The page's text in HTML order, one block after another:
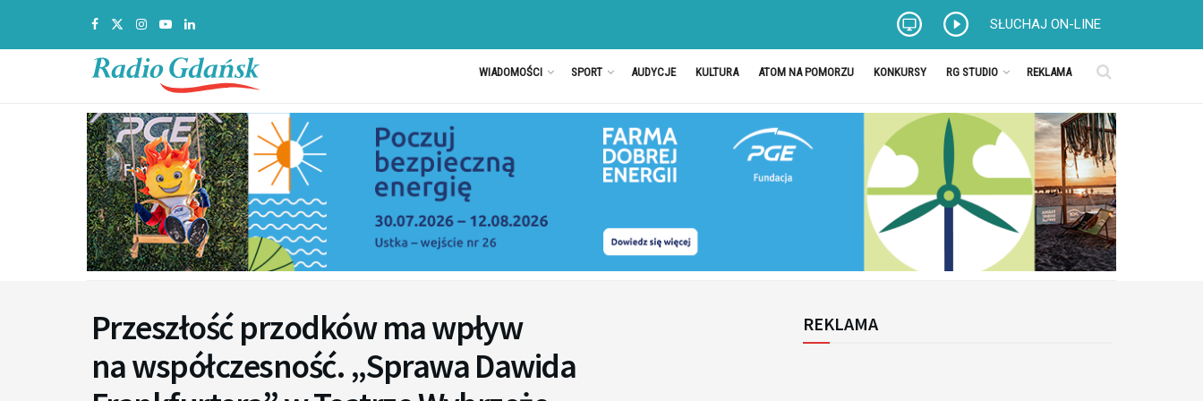
SŁUCHAJ ON-LINE
WIADOMOŚCI SPORT AUDYCJE KULTURA ATOM NA POMORZU KONKURSY RG STUDIO REKLAMA
Przeszłość przodków ma wpływ
na współczesność. „Sprawa Dawida
REKLAMA